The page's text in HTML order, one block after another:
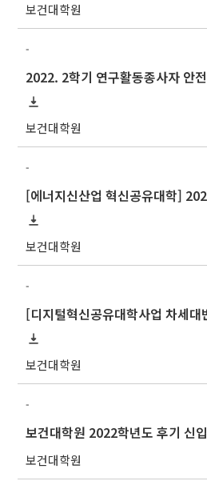
보건대학원
-
보건대학원
-
보건대학원
-
보건대학원
-
보건대학원 2022학년도 후기 신
보건대학원